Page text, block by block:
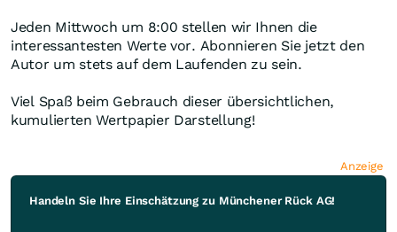
Jeden Mittwoch um 8:00 stellen wir Ihnen die
interessantesten Werte vor. Abonnieren Sie jetzt den
Autor um stets auf dem Laufenden zu sein.
Viel Spaß beim Gebrauch dieser übersichtlichen,
kumulierten Wertpapier Darstellung!
Anzeige
Handeln Sie Ihre Einschätzung zu Münchener Rück AG!